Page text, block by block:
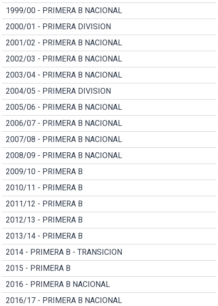
1999/00 - PRIMERA B NACIONAL
2000/01 - PRIMERA DIVISION
2001/02 - PRIMERA B NACIONAL
2002/03 - PRIMERA B NACIONAL
2003/04 - PRIMERA B NACIONAL
2004/05 - PRIMERA DIVISION
2005/06 - PRIMERA B NACIONAL
2006/07 - PRIMERA B NACIONAL
2007/08 - PRIMERA B NACIONAL
2008/09 - PRIMERA B NACIONAL
2009/10 - PRIMERA B
2010/11 - PRIMERA B
2011/12 - PRIMERA B
2012/13 - PRIMERA B
2013/14 - PRIMERA B
2014 - PRIMERA B - TRANSICION
2015 - PRIMERA B
2016 - PRIMERA B NACIONAL
2016/17 - PRIMERA B NACIONAL